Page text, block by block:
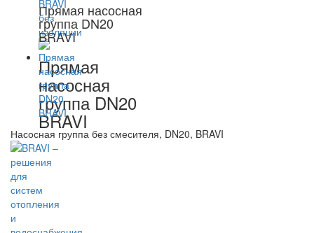
Прямая насосная
группа DN20
BRAVI
Прямая
насосная
группа DN20
BRAVI
Насосная группа без смесителя, DN20, BRAVI